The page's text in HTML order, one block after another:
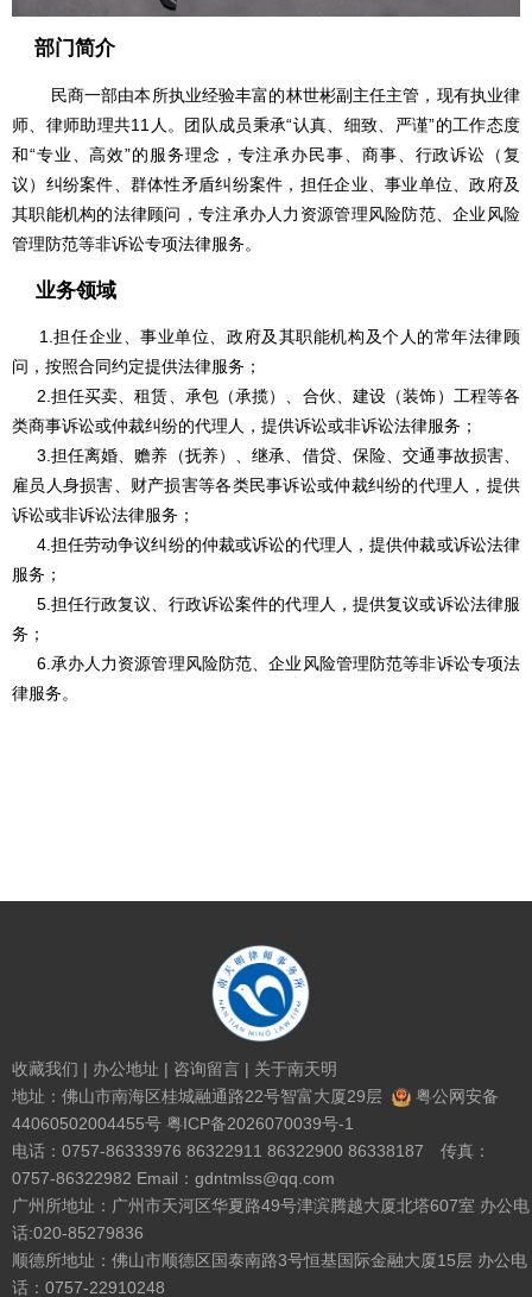
部门简介
民商一部由本所执业经验丰富的林世彬副主任主管，现有执业律
师、律师助理共11人。团队成员秉承“认真、细致、严谨”的工作态度
和“专业、高效”的服务理念，专注承办民事、商事、行政诉讼（复
议）纠纷案件、群体性矛盾纠纷案件，担任企业、事业单位、政府及
其职能机构的法律顾问，专注承办人力资源管理风险防范、企业风险
管理防范等非诉讼专项法律服务。
业务领域
1.担任企业、事业单位、政府及其职能机构及个人的常年法律顾
问，按照合同约定提供法律服务；
2.担任买卖、租赁、承包（承揽）、合伙、建设（装饰）工程等各
类商事诉讼或仲裁纠纷的代理人，提供诉讼或非诉讼法律服务；
3.担任离婚、赡养（抚养）、继承、借贷、保险、交通事故损害、
雇员人身损害、财产损害等各类民事诉讼或仲裁纠纷的代理人，提供
诉讼或非诉讼法律服务；
4.担任劳动争议纠纷的仲裁或诉讼的代理人，提供仲裁或诉讼法律
服务；
5.担任行政复议、行政诉讼案件的代理人，提供复议或诉讼法律服
务；
6.承办人力资源管理风险防范、企业风险管理防范等非诉讼专项法
律服务。
收藏我们 | 办公地址 | 咨询留言 | 关于南天明
地址：佛山市南海区桂城融通路22号智富大厦29层
粤公网安备
44060502004455号 粤ICP备2026070039号-1
电话：0757-86333976 86322911 86322900 86338187 传真：
0757-86322982 Email：gdntmlss@qq.com
广州所地址：广州市天河区华夏路49号津滨腾越大厦北塔607室 办公电
话:020-85279836
顺德所地址：佛山市顺德区国泰南路3号恒基国际金融大厦15层 办公电
话：0757-22910248